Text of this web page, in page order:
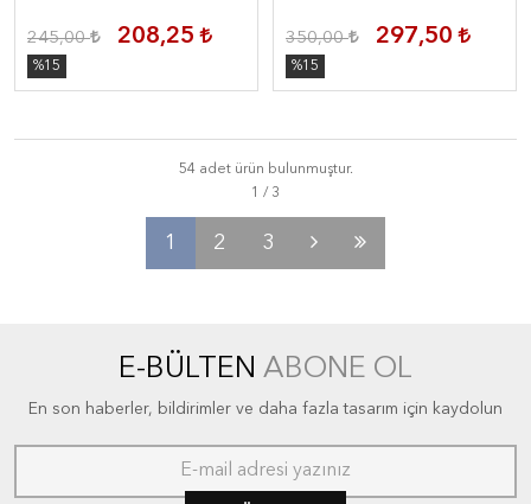
245,00 208,25
%15
350,00 297,50
%15
54 adet ürün bulunmuştur.
1 2 3
E-BÜLTEN ABONE OL
En son haberler, bildirimler ve daha fazla tasarım için kaydolun